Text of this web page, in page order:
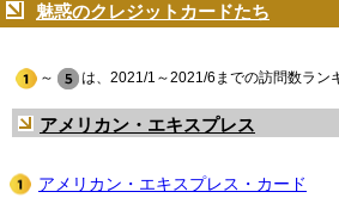
魅惑のクレジットカードたち
～ は、2021/1～2021/6までの訪問数ラン
アメリカン・エキスプレス
アメリカン・エキスプレス・カード